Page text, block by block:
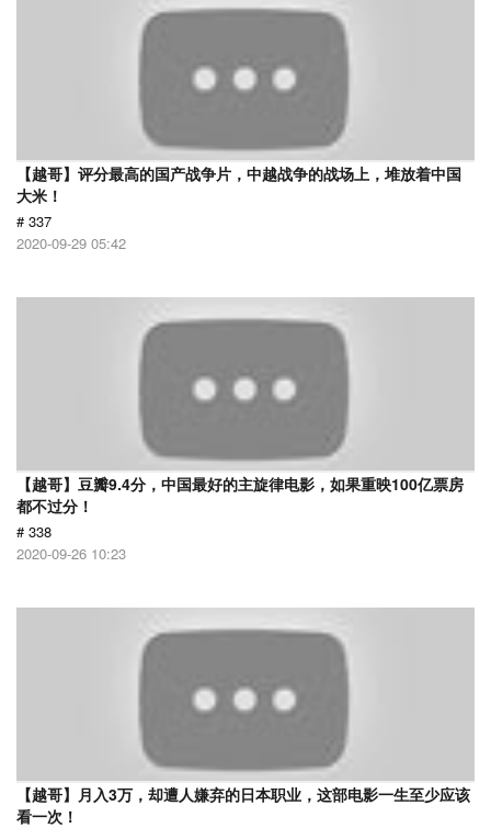
【越哥】评分最高的国产战争片，中越战争的战场上，堆放着中国
大米！
# 337
2020-09-29 05:42
【越哥】豆瓣9.4分，中国最好的主旋律电影，如果重映100亿票房
都不过分！
# 338
2020-09-26 10:23
【越哥】月入3万，却遭人嫌弃的日本职业，这部电影一生至少应该
看一次！